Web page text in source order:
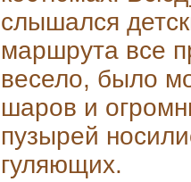
слышался
маршрута все
весело, было
шаров и
пузырей
гуляющих.